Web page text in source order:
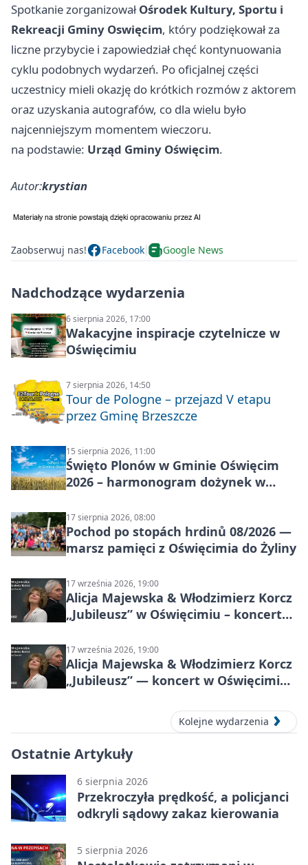
Spotkanie zorganizowałOśrodek Kultury, Sportu i
Rekreacji Gminy Oswięcim, który podziękował za
liczne przybycie i zapowiedział chęć kontynuowania
cyklu podobnych wydarzeń. Po oficjalnej części
uczestnicy mieli okazję do krótkich rozmów z aktorem
oraz uzyskania autografów, co dla wielu było
najcenniejszym momentem wieczoru.
na podstawie: Urząd Gminy Oświęcim.
Autor:krystian
Zaobserwuj nas! Facebook Google News
Nadchodzące wydarzenia
6 sierpnia 2026, 17:00
Wakacyjne inspiracje czytelnicze w
Oświęcimiu
7 sierpnia 2026, 14:50
Tour de Pologne – przejazd V etapu
przez Gminę Brzeszcze
15 sierpnia 2026, 11:00
Święto Plonów w Gminie Oświęcim
2026 – harmonogram dożynek w
17 sierpnia 2026, 08:00
Pochod po stopách hrdinů 08/2026 —
marsz pamięci z Oświęcimia do Żyliny
17 września 2026, 19:00
Alicja Majewska & Włodzimierz Korcz
„Jubileusz” w Oświęcimiu – koncert
17 września 2026, 19:00
Alicja Majewska & Włodzimierz Korcz
„Jubileusz” — koncert w Oświęcimiu,
Kolejne wydarzenia
Ostatnie Artykuły
6 sierpnia 2026
Przekroczyła prędkość, a policjanci
odkryli sądowy zakaz kierowania
5 sierpnia 2026